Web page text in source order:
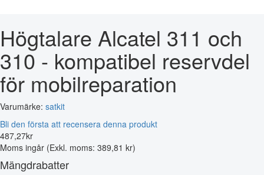
Högtalare Alcatel 311 och
310 - kompatibel reservdel
för mobilreparation
Varumärke: satkit
Bli den första att recensera denna produkt
487,27kr
Moms ingår (Exkl. moms: 389,81 kr)
Mängdrabatter